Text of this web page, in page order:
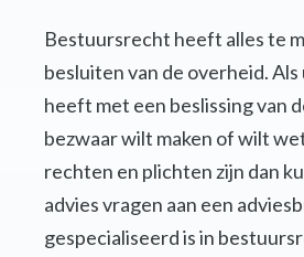
Bestuursrecht heeft alles te
besluiten van de overheid.
heeft met een beslissing van
bezwaar wilt maken of wilt
rechten en plichten zijn dan
advies vragen aan een
gespecialiseerd is in